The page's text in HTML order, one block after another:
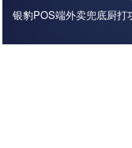
银豹POS端外卖兜底厨打